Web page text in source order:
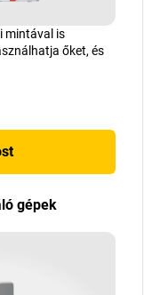
mintával is
őket, és
gépek